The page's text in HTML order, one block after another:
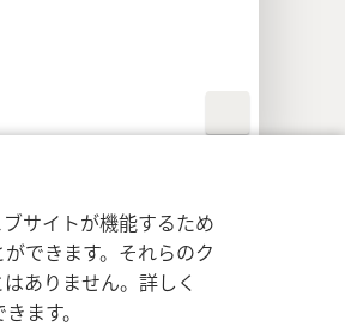
サイトが機能するため
できます。それらのク
ありません。詳しく
ます。